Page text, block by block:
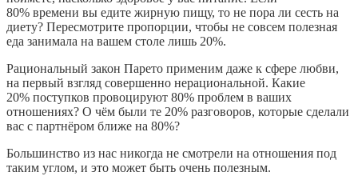
80% времени вы едите жирную пищу, то не пора ли сесть на
диету? Пересмотрите пропорции, чтобы не совсем полезная
еда занимала на вашем столе лишь 20%.
Рациональный закон Парето применим даже к сфере любви,
на первый взгляд совершенно нерациональной. Какие
20% поступков провоцируют 80% проблем в ваших
отношениях? О чём были те 20% разговоров, которые сделали
вас с партнёром ближе на 80%?
Большинство из нас никогда не смотрели на отношения под
таким углом, и это может быть очень полезным.